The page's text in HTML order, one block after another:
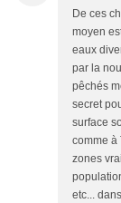
De ces
moyen
eaux
par la
pêchés
secret
surface
comme à
zones
etc...